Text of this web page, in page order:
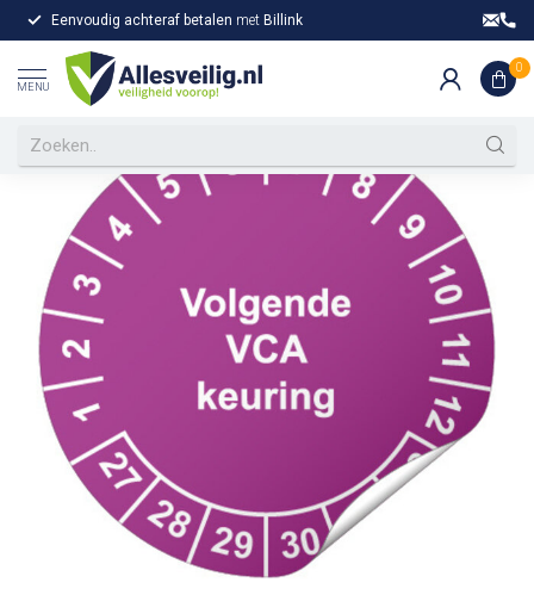
Eenvoudig achteraf betalen met Billink
MENU
0
Home / Keuringssticker Volgende VCA keuring
Keuringssticker Volgende VCA keuring